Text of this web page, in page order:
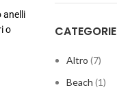
anelli
o
CATEGORIE
Altro (7)
Beach (1)